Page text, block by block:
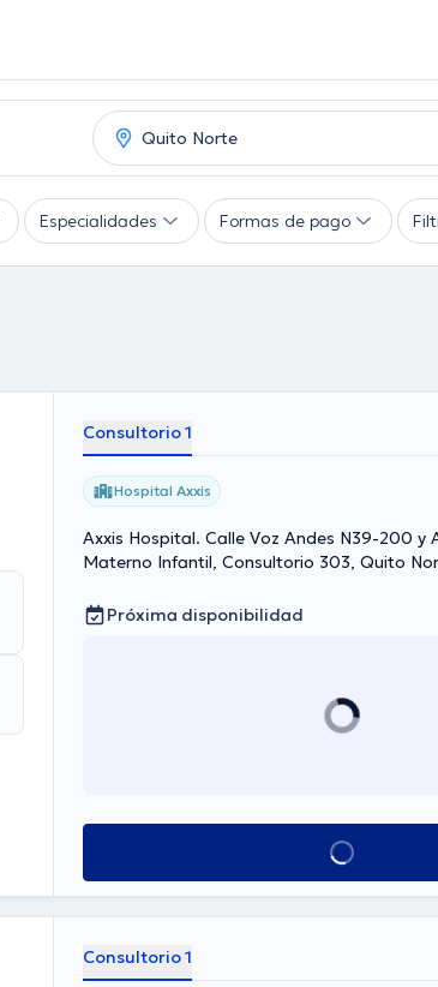
Especialidades Formas de pago
Consultorio 1
Hospital Axxis
Axxis Hospital. Calle Voz Andes N39-200 y
Materno Infantil, Consultorio 303, Quito
Próxima disponibilidad
Ver más horarios
Consultorio 1